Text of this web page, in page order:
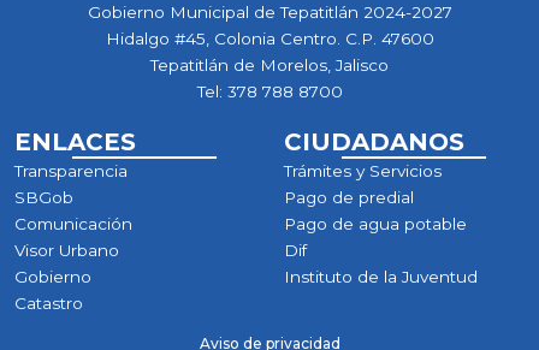
Gobierno Municipal de Tepatitlán 2024-2027
Hidalgo #45, Colonia Centro. C.P. 47600
Tepatitlán de Morelos, Jalisco
Tel: 378 788 8700
ENLACES
Transparencia
SBGob
Comunicación
Visor Urbano
Gobierno
Catastro
CIUDADANOS
Trámites y Servicios
Pago de predial
Pago de agua potable
Dif
Instituto de la Juventud
Aviso de privacidad